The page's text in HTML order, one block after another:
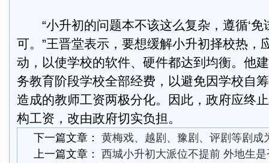
“小升初的问题本不该这么复杂，遵循‘免
可。”王晋堂表示，要想缓解小升初择校热，
动，以使学校的软件、硬件都达到均衡。他
务教育阶段学校全部经费，以避免因学校自
造成的教师工资两极分化。因此，政府应终
构工资，改由政府切实负担。
下一篇文章： 黄梅戏、越剧、豫剧、评剧等剧成
上一篇文章： 西城小升初大派位不提前 外地生